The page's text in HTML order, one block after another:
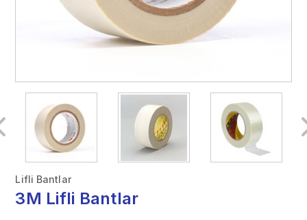
Lifli Bantlar
3M Lifli Bantlar